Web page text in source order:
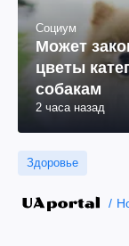
Социум
Может
цветы
собакам
2 часа назад
Здоровье